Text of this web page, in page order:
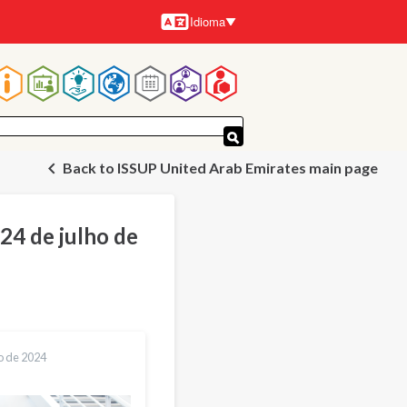
Idiomas
Idioma
Back to ISSUP United Arab Emirates main page
de julho de
de 2024